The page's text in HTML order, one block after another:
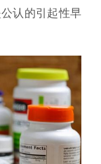
认的引起性早